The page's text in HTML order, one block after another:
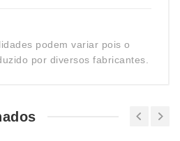
podem variar pois o
por diversos fabricantes.